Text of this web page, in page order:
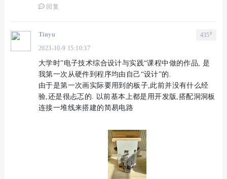
回复
435#
Tinyu
2023-10-9 15:10:37
大学时”电子技术综合设计与实践“课程中做的作品, 是
我第一次从硬件到程序均由自己“设计”的.
由于是第一次画实际要用到的板子,此前并没有什么经
验,还是很忐忑的. 以前基本上都是用开发版,搭配洞洞板
连接一堆线来搭建的简易电路